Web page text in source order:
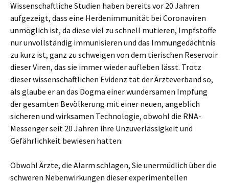
Wissenschaftliche Studien haben bereits vor 20 Jahren
aufgezeigt, dass eine Herdenimmunität bei Coronaviren
unmöglich ist, da diese viel zu schnell mutieren, Impfstoffe
nur unvollständig immunisieren und das Immungedächtnis
zu kurz ist, ganz zu schweigen von dem tierischen Reservoir
dieser Viren, das sie immer wieder aufleben lässt. Trotz
dieser wissenschaftlichen Evidenz tat der Ärzteverband so,
als glaube er an das Dogma einer wundersamen Impfung
der gesamten Bevölkerung mit einer neuen, angeblich
sicheren und wirksamen Technologie, obwohl die RNA-
Messenger seit 20 Jahren ihre Unzuverlässigkeit und
Gefährlichkeit bewiesen hatten.
Obwohl Ärzte, die Alarm schlagen, Sie unermüdlich über die
schweren Nebenwirkungen dieser experimentellen